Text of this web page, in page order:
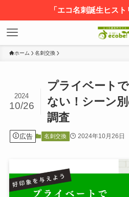
「エコ名刺誕生ヒス
ホーム 名刺交換
プライベート
ない！シーン
調査
2024
10/26
広告 名刺交換 2024年10月26日